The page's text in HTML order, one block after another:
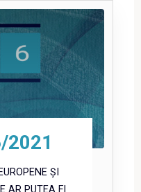
2021
ȘI
AR PUTEA FI